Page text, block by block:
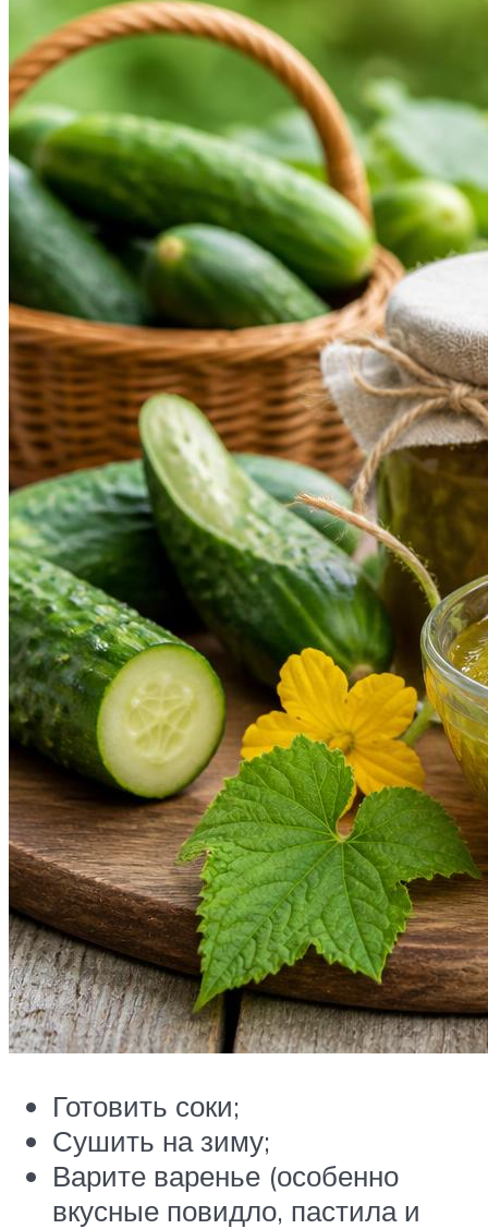
Готовить соки;
Сушить на зиму;
Варите варенье (особенно
вкусные повидло, пастила и